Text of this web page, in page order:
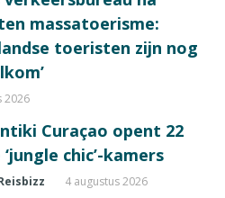
massatoerisme:
toeristen zijn nog
2026
Curaçao opent 22
chic’-kamers
4 augustus 2026